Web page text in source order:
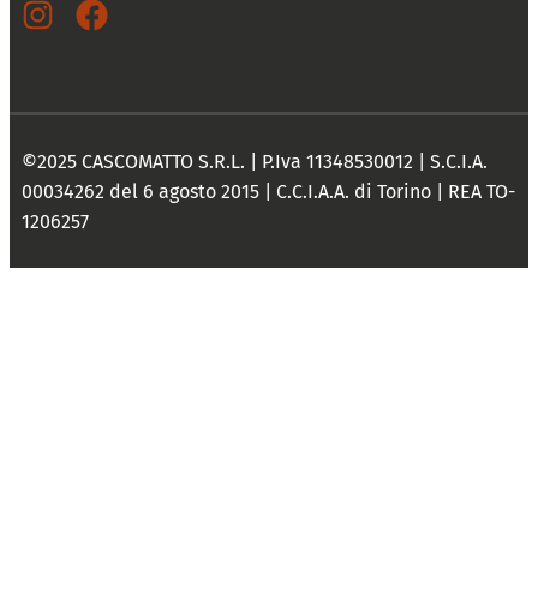
©2025 CASCOMATTO S.R.L. | P.Iva 11348530012 | S.C.I.A.
00034262 del 6 agosto 2015 | C.C.I.A.A. di Torino | REA TO-
1206257